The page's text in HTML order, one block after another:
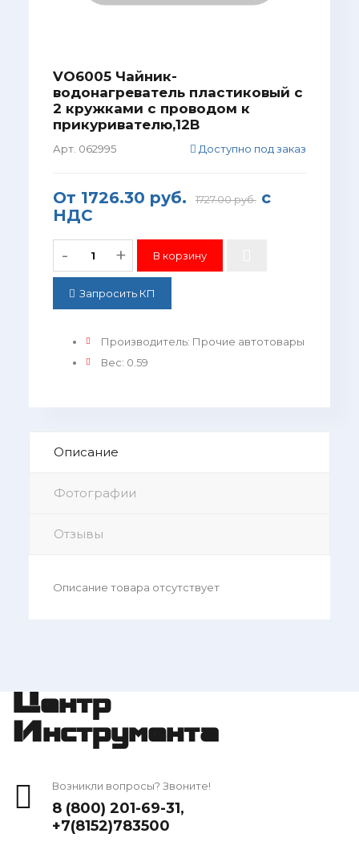
VO6005 Чайник-
водонагреватель пластиковый с
2 кружками с проводом к
прикуривателю,12В
Арт. 062995 Доступно под заказ
От 1726.30 руб. 1727.00 руб.с
НДС
- +
Запросить КП
Производитель: Прочие автотовары
Вес: 0.59
Описание
Фотографии
Отзывы
Описание товара отсутствует
Центр
Инструмента
Возникли вопросы? Звоните!
8 (800) 201-69-31,
+7(8152)783500